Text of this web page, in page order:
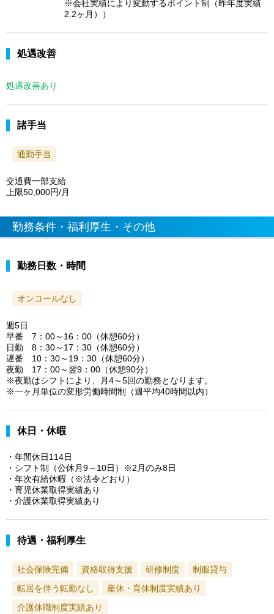
※会社実績により変動するポイント制（昨年度実績
2.2ヶ月））
処遇改善
処遇改善あり
諸手当
通勤手当
交通費一部支給
上限50,000円/月
勤務条件・福利厚生・その他
勤務日数・時間
オンコールなし
週5日
早番 7：00～16：00（休憩60分）
日勤 8：30～17：30（休憩60分）
遅番 10：30～19：30（休憩60分）
夜勤 17：00～翌9：00（休憩90分）
※夜勤はシフトにより、月4～5回の勤務となります。
※一ヶ月単位の変形労働時間制（週平均40時間以内）
休日・休暇
・年間休日114日
・シフト制（公休月9～10日）※2月のみ8日
・年次有給休暇（※法令どおり）
・育児休業取得実績あり
・介護休業取得実績あり
待遇・福利厚生
社会保険完備 資格取得支援 研修制度
制服貸与
転居を伴う転勤なし
産休・育休制度実績あり
介護休職制度実績あり